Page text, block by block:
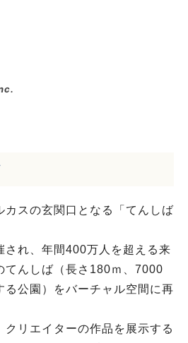
カスの玄関口となる「てんしば
され、年間400万人を超える来
てんしば（長さ180ｍ、7000
る公園）をバーチャル空間に再
クリエイターの作品を展示する